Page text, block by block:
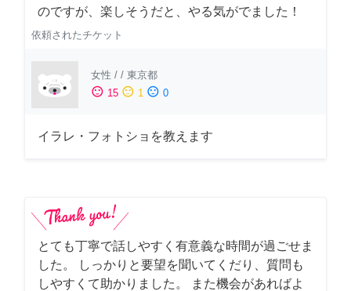
のですが、楽しそうだと、やる気がでました！
依頼されたチケット
女性 / / 東京都
sentiment_satisfied 15 sentiment_neutral 1 sentiment_dissatisfied 0
イラレ・フォトショを教えます
とても丁寧で話しやすく有意義な時間が過ごせま
した。 しっかりと要望を聞いてくだり、質問も
しやすくて助かりました。 また機会があればよ